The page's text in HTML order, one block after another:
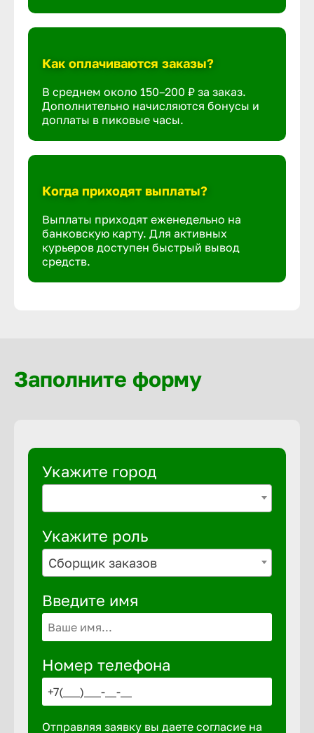
Как оплачиваются заказы?
В среднем около 150–200 ₽ за заказ.
Дополнительно начисляются бонусы и
доплаты в пиковые часы.
Когда приходят выплаты?
Выплаты приходят еженедельно на
банковскую карту. Для активных
курьеров доступен быстрый вывод
средств.
Заполните форму
Укажите город
Укажите роль
Сборщик заказов
Введите имя
Номер телефона
Отправляя заявку вы даете согласие на